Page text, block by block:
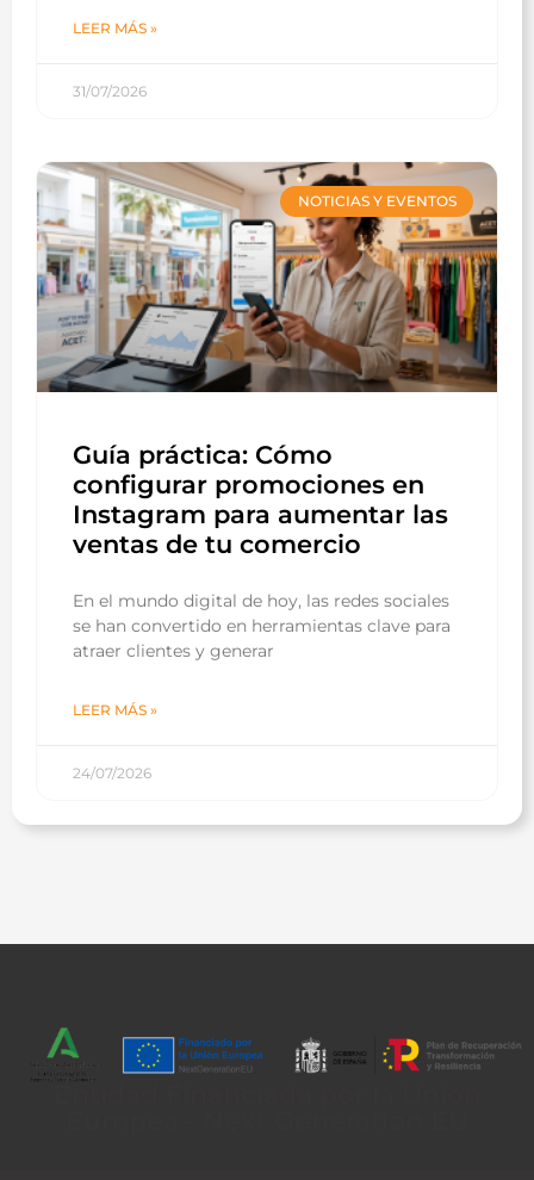
LEER MÁS »
31/07/2026
NOTICIAS Y EVENTOS
Guía práctica: Cómo
configurar promociones en
Instagram para aumentar las
ventas de tu comercio
En el mundo digital de hoy, las redes sociales
se han convertido en herramientas clave para
atraer clientes y generar
LEER MÁS »
24/07/2026